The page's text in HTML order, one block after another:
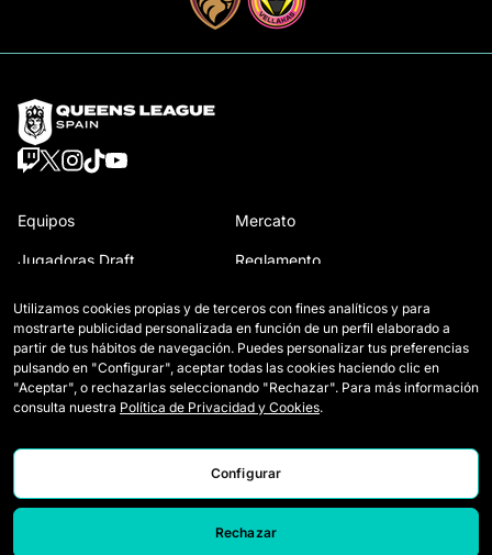
Equipos
Jugadoras Draft
Wildcards
Partidos
Clasificación
Estadísticas
Noticias
Mercato
Reglamento
Cómo se juega la Queens
Entradas
Acreditaciones Prensa
Contacto
Utilizamos cookies propias y de terceros con fines analíticos y para
mostrarte publicidad personalizada en función de un perfil elaborado a
partir de tus hábitos de navegación. Puedes personalizar tus preferencias
pulsando en "Configurar", aceptar todas las cookies haciendo clic en
"Aceptar", o rechazarlas seleccionando "Rechazar". Para más información
consulta nuestra Política de Privacidad y Cookies.
Configurar
Rechazar